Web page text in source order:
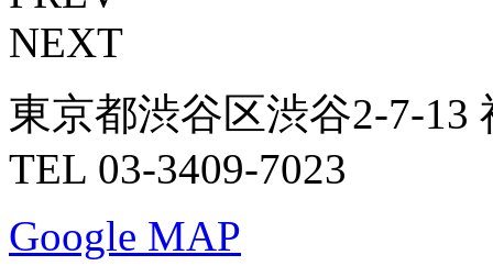
NEXT
東京都渋谷区渋谷2-7-13
TEL 03-3409-7023
Google MAP